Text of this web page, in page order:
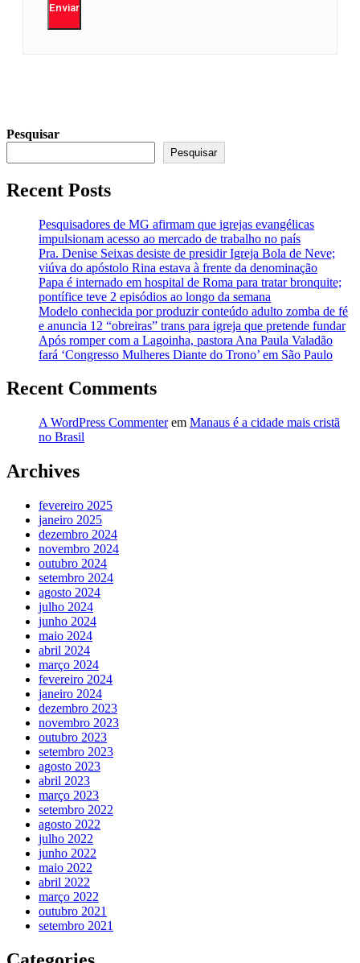
Enviar
Pesquisar
Pesquisar
Recent Posts
Pesquisadores de MG afirmam que igrejas evangélicas
impulsionam acesso ao mercado de trabalho no país
Pra. Denise Seixas desiste de presidir Igreja Bola de Neve;
viúva do apóstolo Rina estava à frente da denominação
Papa é internado em hospital de Roma para tratar bronquite;
pontífice teve 2 episódios ao longo da semana
Modelo conhecida por produzir conteúdo adulto zomba de fé
e anuncia 12 “obreiras” trans para igreja que pretende fundar
Após romper com a Lagoinha, pastora Ana Paula Valadão
fará ‘Congresso Mulheres Diante do Trono’ em São Paulo
Recent Comments
A WordPress Commenterem Manaus é a cidade mais cristã
no Brasil
Archives
fevereiro 2025
janeiro 2025
dezembro 2024
novembro 2024
outubro 2024
setembro 2024
agosto 2024
julho 2024
junho 2024
maio 2024
abril 2024
março 2024
fevereiro 2024
janeiro 2024
dezembro 2023
novembro 2023
outubro 2023
setembro 2023
agosto 2023
abril 2023
março 2023
setembro 2022
agosto 2022
julho 2022
junho 2022
maio 2022
abril 2022
março 2022
outubro 2021
setembro 2021